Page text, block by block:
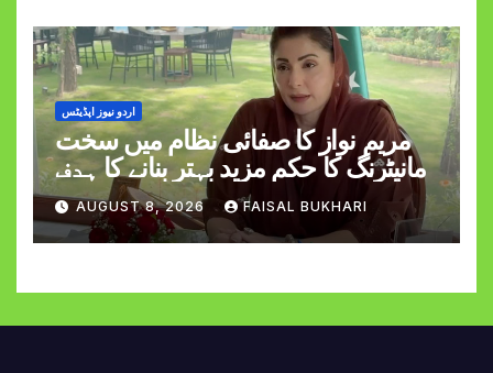
اردو نیوز اپڈیٹس
مریم نواز کا صفائی نظام میں سخت
مانیٹرنگ کا حکم مزید بہتر بنانے کا ہدف
AUGUST 8, 2026 FAISAL BUKHARI